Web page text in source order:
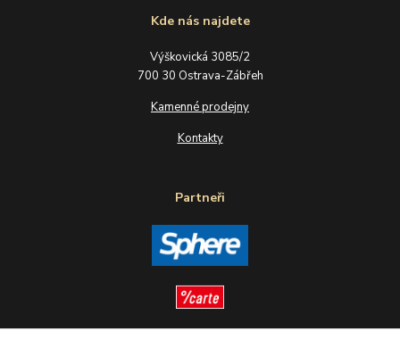
Kde nás najdete
Výškovická 3085/2
700 30 Ostrava-Zábřeh
Kamenné prodejny
Kontakty
Partneři